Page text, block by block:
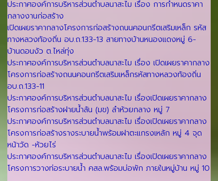
ประกาศองค์การบริหารส่วนตำบลนาสะไม เรื่อง การกำหนดราคา
กลางงานก่อสร้าง
เปิดเผยราคากลางโครงการก่อสร้างถนนคอนกรีตเสริมเหล็ก รหัส
ทางหลวงท้องถิ่น อบ.ถ.133-13 สายทางบ้านหนองแดงหมู่ 6-
บ้านดอนงัว ต.ไหล่ทุ่ง
ประกาศองค์การบริหารส่วนตำบลนาสะไม เรื่อง เปิดเผยราคากลาง
โครงการก่อสร้างถนนคอนกรีตเสริมเหล็กรหัสทางหลวงท้องถิ่น
อบ.ถ.133-11
ประกาศองค์การบริหารส่วนตำบลนาสะไม เรื่องเปิดเผยราคากลาง
โครงการก่อสร้างฝายน้ำล้น (มข) ลำห้วยกลาง หมู่ 7
ประกาศองค์การบริหารส่วนตำบลนาสะไม เรื่องเปิดเผยราคากลาง
โครงการก่อสร้างรางระบายน้ำพร้อมฝาตะแกรงเหล้ก หมู่ 4 จุด
หน้าวัด -ห้วยไร่
ประกาศองค์การบริหารส่วนตำบลนาสะไม เรื่องเปิดเผยราคากลาง
โครงการวางท่อระบายน้ำ คสล.พร้อมบ่อพัก ภายในหมู่บ้าน หมู่ 10